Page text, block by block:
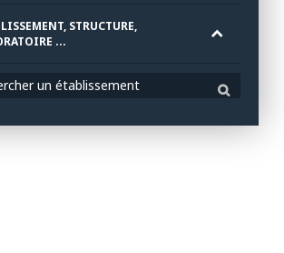
STRUCTURE,
...
un établissement